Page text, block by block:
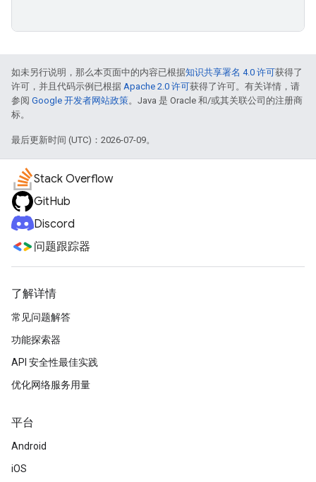
如未另行说明，那么本页面中的内容已根据知识共享署名 4.0 许可获得了
许可，并且代码示例已根据 Apache 2.0 许可获得了许可。有关详情，请
参阅 Google 开发者网站政策。Java 是 Oracle 和/或其关联公司的注册商
标。
最后更新时间 (UTC)：2026-07-09。
Stack Overflow
GitHub
Discord
问题跟踪器
了解详情
常见问题解答
功能探索器
API 安全性最佳实践
优化网络服务用量
平台
Android
iOS